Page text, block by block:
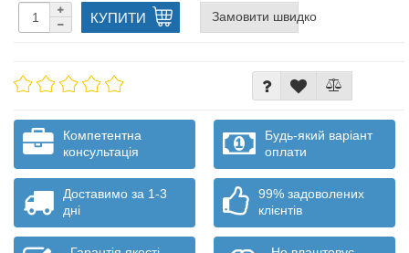
КУПИТИ Замовити швидко
Компетентна
консультація
Будь-який варіант
оплати
Доставимо за 1-3
дні
99% задоволених
клієнтів